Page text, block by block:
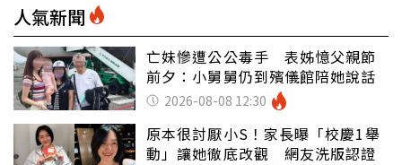
人氣新聞
亡妹慘遭公公毒手 表姊憶父親節
前夕：小舅舅仍到殯儀館陪她說話
2026-08-08 12:30
原本很討厭小S！家長曝「校慶1舉
動」讓她徹底改觀 網友洗版認證